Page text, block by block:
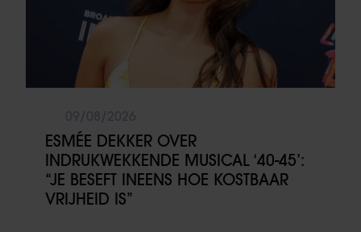
ESMÉE DEKKER OVER
INDRUKWEKKENDE MUSICAL ‘40-45’:
“JE BESEFT INEENS HOE KOSTBAAR
VRIJHEID IS”